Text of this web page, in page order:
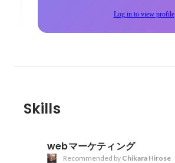
Log in to view profile
Skills
webマーケティング
Recommended by Chikara Hirose